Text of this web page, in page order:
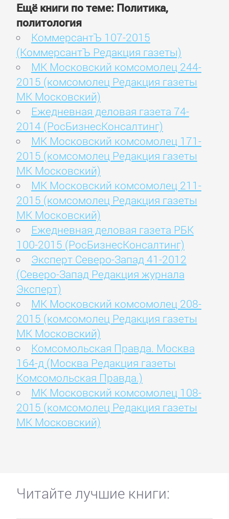
Ещё книги по теме: Политика,
политология
КоммерсантЪ 107-2015
(КоммерсантЪ Редакция газеты)
МК Московский комсомолец 244-
2015 (комсомолец Редакция газеты
МК Московский)
Ежедневная деловая газета 74-
2014 (РосБизнесКонсалтинг)
МК Московский комсомолец 171-
2015 (комсомолец Редакция газеты
МК Московский)
МК Московский комсомолец 211-
2015 (комсомолец Редакция газеты
МК Московский)
Ежедневная деловая газета РБК
100-2015 (РосБизнесКонсалтинг)
Эксперт Северо-Запад 41-2012
(Северо-Запад Редакция журнала
Эксперт)
МК Московский комсомолец 208-
2015 (комсомолец Редакция газеты
МК Московский)
Комсомольская Правда. Москва
164-д (Москва Редакция газеты
Комсомольская Правда.)
МК Московский комсомолец 108-
2015 (комсомолец Редакция газеты
МК Московский)
Читайте лучшие книги: